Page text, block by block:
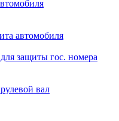
автомобиля
защиты гос. номера
вал